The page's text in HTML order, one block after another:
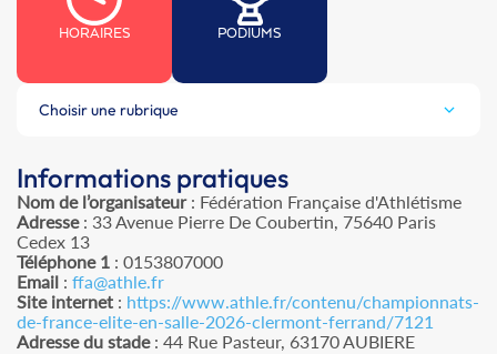
HORAIRES PODIUMS
Choisir une rubrique
Informations pratiques
Nom de l’organisateur: Fédération Française d'Athlétisme
Adresse: 33 Avenue Pierre De Coubertin, 75640 Paris
Cedex 13
Téléphone 1 : 0153807000
Email : ffa@athle.fr
Site internet : https://www.athle.fr/contenu/championnats-
de-france-elite-en-salle-2026-clermont-ferrand/7121
Adresse du stade: 44 Rue Pasteur, 63170 AUBIERE